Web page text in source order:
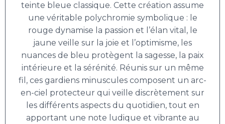
teinte bleue classique. Cette création assume
une véritable polychromie symbolique : le
rouge dynamise la passion et l’élan vital, le
jaune veille sur la joie et l’optimisme, les
nuances de bleu protègent la sagesse, la paix
intérieure et la sérénité. Réunis sur un même
fil, ces gardiens minuscules composent un arc-
en-ciel protecteur qui veille discrètement sur
les différents aspects du quotidien, tout en
apportant une note ludique et vibrante au